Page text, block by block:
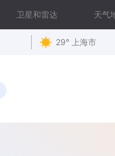
卫星和雷达 天气
29° 上海市